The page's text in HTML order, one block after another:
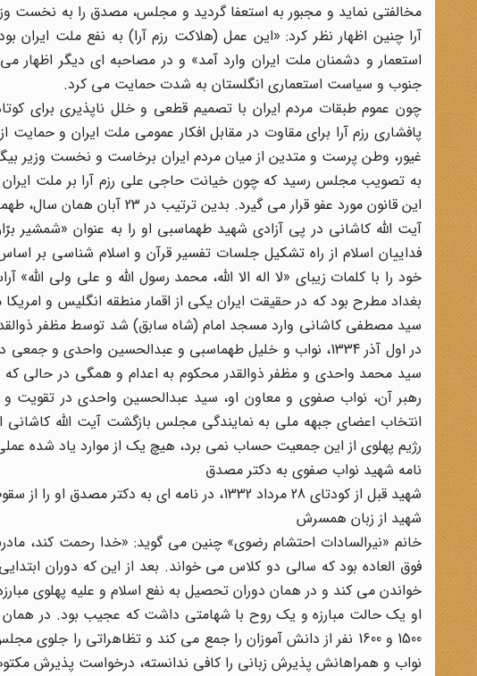
مخالفتی نماید و مجبور به استعفا گردید و مجلس، مصدق را به نخست
آرا چنین اظهار نظر کرد: «این عمل (هلاکت رزم آرا) به نفع ملت ایران
استعمار و دشمنان ملت ایران وارد آمد» و در مصاحبه ای دیگر
جنوب و سیاست استعماری انگلستان به شدت حمایت می کرد.
چون عموم طبقات مردم ایران با تصمیم قطعی و خلل ناپذیری برای
پافشاری رزم آرا برای مقاوت در مقابل افکار عمومی ملت ایران و
به تصویب مجلس رسید که چون خیانت حاجی علی رزم آرا بر ملت ایران
این قانون مورد عفو قرار می گیرد. بدین ترتیب در 23 آبان همان سال، طهماسبی پس از دو سال و اندی از زندان آزاد گردید.
آیت الله کاشانی در پی آزادی شهید طهماسبی او را به عنوان «شمشیر
فداییان اسلام از راه تشکیل جلسات تفسیر قرآن و اسلام شناسی بر
خود را با کلمات زیبای «لا اله الا الله، محمد رسول الله و علی ولی
سید مصطفی کاشانی وارد مسجد امام (شاه سابق) شد توسط مظفر
در اول آذر 1334، نواب و خلیل طهماسبی و عبدالحسین واحدی
سید محمد واحدی و مظفر ذوالقدر محکوم به اعدام و همگی در حالی
رهبر آن، نواب صفوی و معاون او، سید عبدالحسین واحدی در
انتخاب اعضای جبهه ملی به نمایندگی مجلس بازگشت آیت الله
رژیم پهلوی از این جمعیت حساب نمی برد، هیچ یک از موارد یاد شده
نامه شهید نواب صفوی به دکتر مصدق
شهید قبل از کودتای 28 مرداد 1332، در نامه ای به دکتر مصدق او را از سقوط دولت با خبر و به وی جهت اجرای احکام الهی هشدار می دهد.
شهید از زبان همسرش
خانم «نیرالسادات احتشام رضوی» چنین می گوید: «خدا رحمت کند،
فوق العاده بود که سالی دو کلاس می خواند. بعد از این که دوران
خواندن می کند و در همان دوران تحصیل به نفع اسلام و علیه پهلوی
او یک حالت مبارزه و یک روح با شهامتی داشت که عجیب بود. در
1500 و 1600 نفر از دانش آموزان را جمع می کند و تظاهراتی را
نواب و همراهانش پذیرش زبانی را کافی ندانسته، درخواست پذیرش